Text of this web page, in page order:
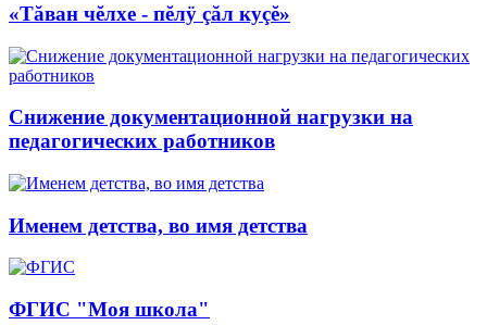
«Тăван чĕлхе - пĕлÿ çăл куçĕ»
Снижение документационной нагрузки на
педагогических работников
Именем детства, во имя детства
ФГИС "Моя школа"